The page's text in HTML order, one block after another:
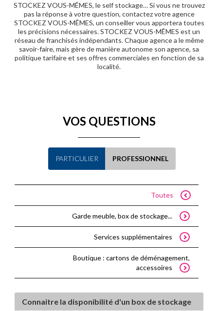
STOCKEZ VOUS-MÊMES, le self stockage… Si vous ne trouvez
pas la réponse à votre question, contactez votre agence
STOCKEZ VOUS-MÊMES, un conseiller vous apportera toutes
les précisions nécessaires. STOCKEZ VOUS-MÊMES est un
réseau de franchisés indépendants. Chaque agence a le même
savoir-faire, mais gère de manière autonome son agence, sa
politique tarifaire et ses offres commerciales en fonction de sa
localité.
VOS QUESTIONS
PARTICULIER PROFESSIONNEL
Toutes
Garde meuble, box de stockage...
Services supplémentaires
Boutique : cartons de déménagement,
accessoires
Connaitre la disponibilité d'un box de stockage